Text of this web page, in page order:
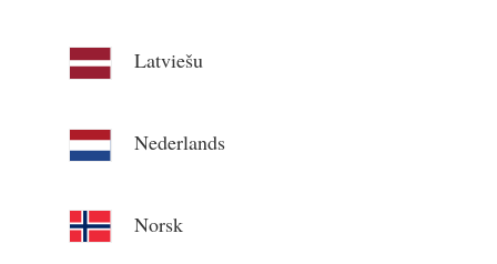
Latviešu
Nederlands
Norsk